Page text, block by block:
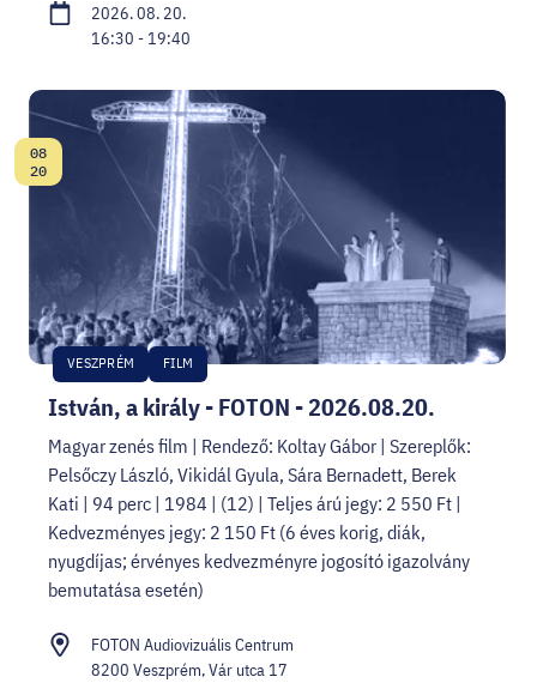
2026. 08. 20.
16:30 - 19:40
István, a király - FOTON - 2026.08.20.
VESZPRÉM FILM
Dátum:
08
20
Magyar zenés film | Rendező: Koltay Gábor | Szereplők:
Pelsőczy László, Vikidál Gyula, Sára Bernadett, Berek
Kati | 94 perc | 1984 | (12) | Teljes árú jegy: 2 550 Ft |
Kedvezményes jegy: 2 150 Ft (6 éves korig, diák,
nyugdíjas; érvényes kedvezményre jogosító igazolvány
bemutatása esetén)
FOTON Audiovizuális Centrum
8200 Veszprém, Vár utca 17